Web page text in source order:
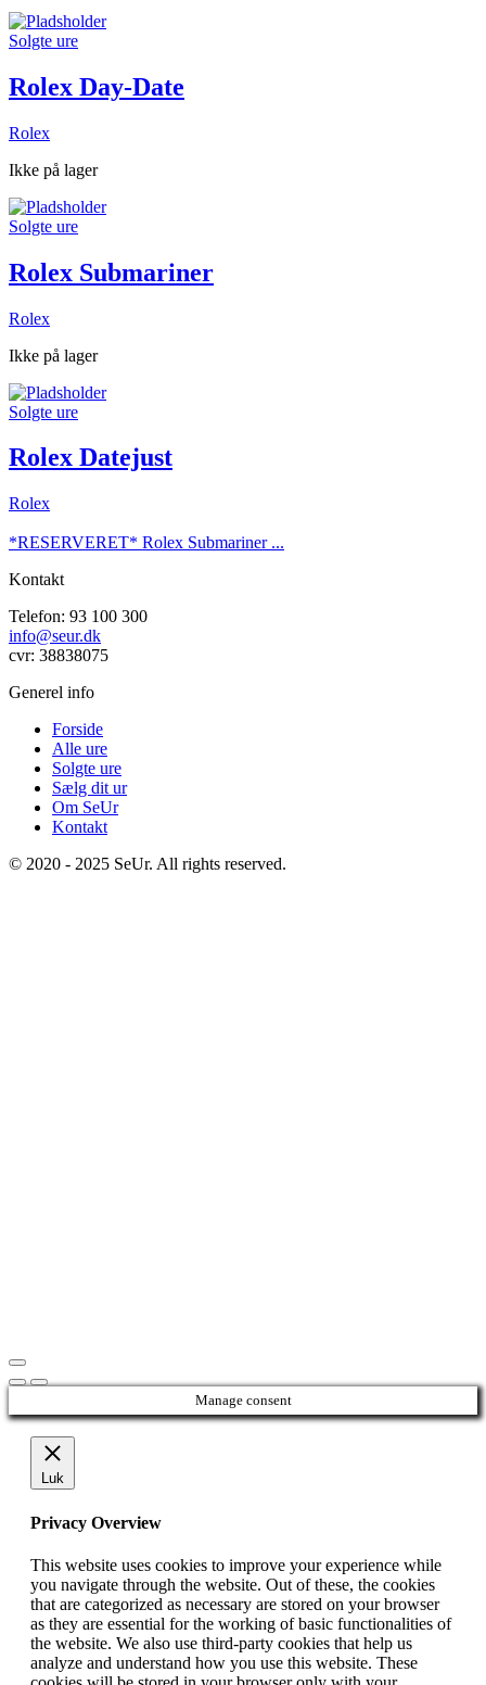
Solgte ure
Rolex Day-Date
Rolex
Ikke på lager
Solgte ure
Rolex Submariner
Rolex
Ikke på lager
Solgte ure
Rolex Datejust
Rolex
*RESERVERET* Rolex Submariner ...
Kontakt
Telefon: 93 100 300
info@seur.dk
cvr: 38838075
Generel info
Forside
Alle ure
Solgte ure
Sælg dit ur
Om SeUr
Kontakt
© 2020 - 2025 SeUr. All rights reserved.
Manage consent
Luk
Privacy Overview
This website uses cookies to improve your experience while
you navigate through the website. Out of these, the cookies
that are categorized as necessary are stored on your browser
as they are essential for the working of basic functionalities of
the website. We also use third-party cookies that help us
analyze and understand how you use this website. These